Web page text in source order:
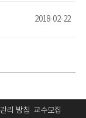
2018-02-22
리 방침 교수모집